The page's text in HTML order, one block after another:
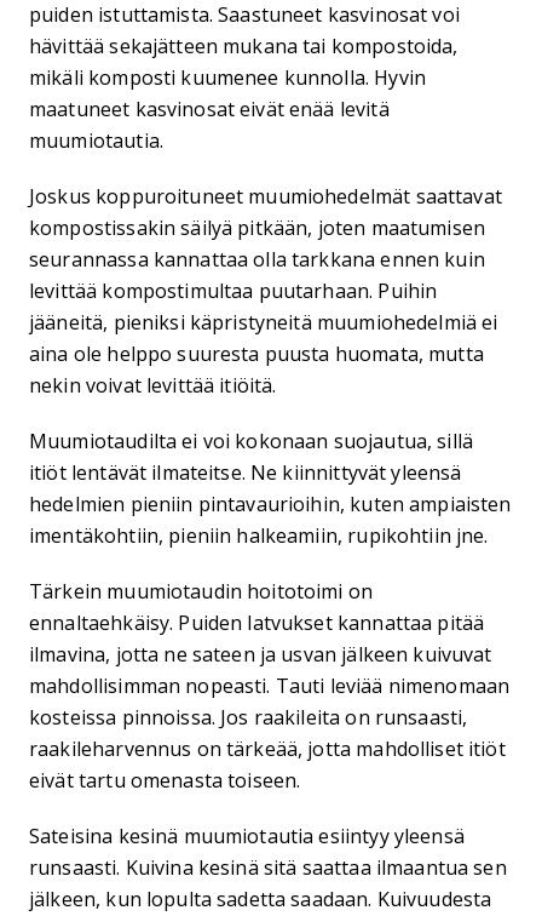
puiden istuttamista. Saastuneet kasvinosat voi
hävittää sekajätteen mukana tai kompostoida,
mikäli komposti kuumenee kunnolla. Hyvin
maatuneet kasvinosat eivät enää levitä
muumiotautia.
Joskus koppuroituneet muumiohedelmät saattavat
kompostissakin säilyä pitkään, joten maatumisen
seurannassa kannattaa olla tarkkana ennen kuin
levittää kompostimultaa puutarhaan. Puihin
jääneitä, pieniksi käpristyneitä muumiohedelmiä ei
aina ole helppo suuresta puusta huomata, mutta
nekin voivat levittää itiöitä.
Muumiotaudilta ei voi kokonaan suojautua, sillä
itiöt lentävät ilmateitse. Ne kiinnittyvät yleensä
hedelmien pieniin pintavaurioihin, kuten ampiaisten
imentäkohtiin, pieniin halkeamiin, rupikohtiin jne.
Tärkein muumiotaudin hoitotoimi on
ennaltaehkäisy. Puiden latvukset kannattaa pitää
ilmavina, jotta ne sateen ja usvan jälkeen kuivuvat
mahdollisimman nopeasti. Tauti leviää nimenomaan
kosteissa pinnoissa. Jos raakileita on runsaasti,
raakileharvennus on tärkeää, jotta mahdolliset itiöt
eivät tartu omenasta toiseen.
Sateisina kesinä muumiotautia esiintyy yleensä
runsaasti. Kuivina kesinä sitä saattaa ilmaantua sen
jälkeen, kun lopulta sadetta saadaan. Kuivuudesta